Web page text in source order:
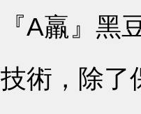
『A羸』黑
技術，除了